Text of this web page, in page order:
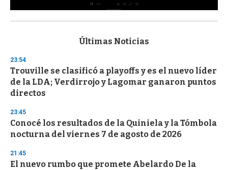
s
d
s
o
f
3
s
e
c
o
d
s
Últimas Noticias
23:54
Trouville se clasificó a playoffs y es el nuevo líder
de la LDA; Verdirrojo y Lagomar ganaron puntos
directos
23:45
Conocé los resultados de la Quiniela y la Tómbola
nocturna del viernes 7 de agosto de 2026
21:45
El nuevo rumbo que promete Abelardo De la